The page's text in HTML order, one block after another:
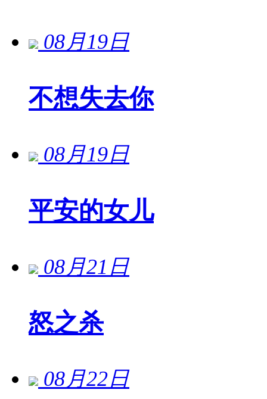
08月19日
不想失去你
08月19日
平安的女儿
08月21日
怒之杀
08月22日